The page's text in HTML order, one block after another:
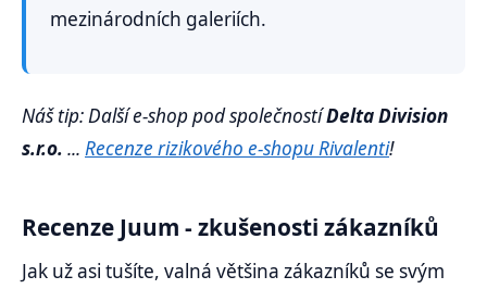
mezinárodních galeriích.
Náš tip: Další e-shop pod společnostíDelta Division
s.r.o. ... Recenze rizikového e-shopu Rivalenti!
Recenze Juum - zkušenosti zákazníků
Jak už asi tušíte, valná většina zákazníků se svým